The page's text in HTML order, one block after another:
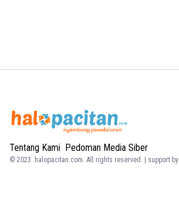
Tentang Kami Pedoman Media Siber
© 2023. halopacitan.com. All rights reserved. | support by